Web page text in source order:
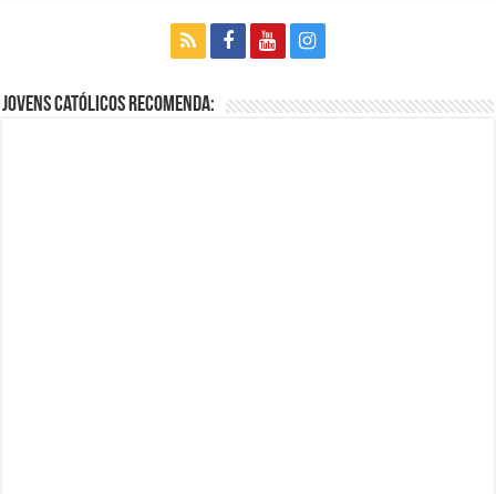
Jovens Católicos Recomenda: